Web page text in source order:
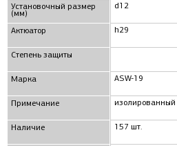
Установочный размер
(мм)
Актюатор
Степень защиты
Марка
Примечание
Наличие
d12
h29
ASW-19
изолированный
157 шт.